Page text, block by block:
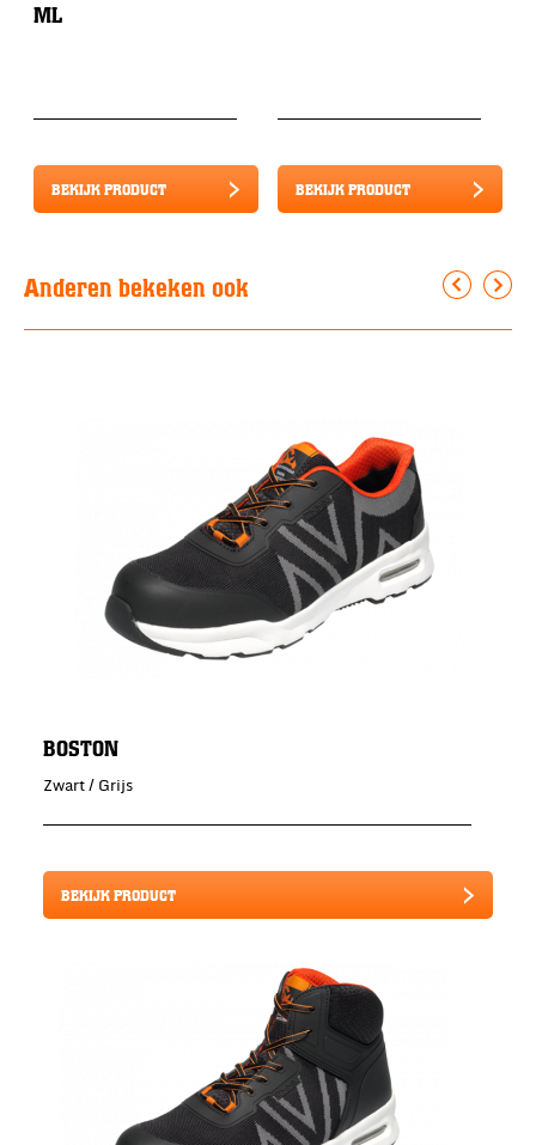
ML
BEKIJK PRODUCT BEKIJK PRODUCT
Anderen bekeken ook
BOSTON
Zwart / Grijs
BEKIJK PRODUCT